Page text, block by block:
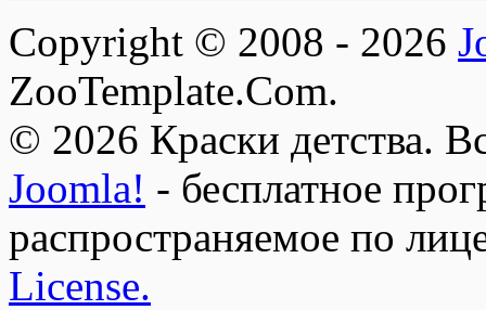
Copyright © 2008 - 2026
ZooTemplate.Com.
© 2026 Краски детства.
Joomla! - бесплатное
распространяемое по
License.